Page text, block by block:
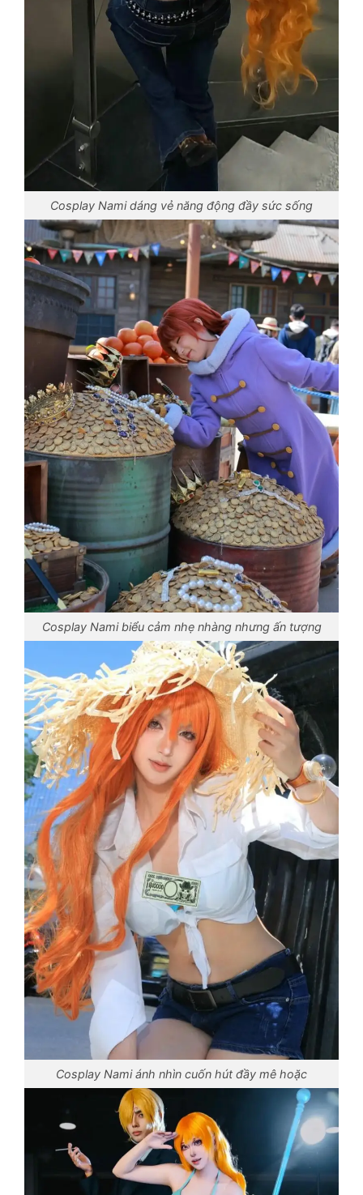
Cosplay Nami dáng vẻ năng động đầy sức sống
Cosplay Nami biểu cảm nhẹ nhàng nhưng ấn tượng
Cosplay Nami ánh nhìn cuốn hút đầy mê hoặc